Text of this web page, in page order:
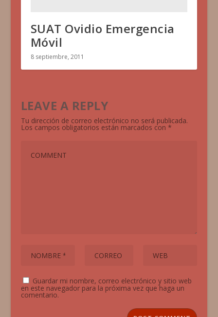
SUAT Ovidio Emergencia
Móvil
8 septiembre, 2011
LEAVE A REPLY
Tu dirección de correo electrónico no será publicada.
Los campos obligatorios están marcados con *
Guardar mi nombre, correo electrónico y sitio web
en este navegador para la próxima vez que haga un
comentario.